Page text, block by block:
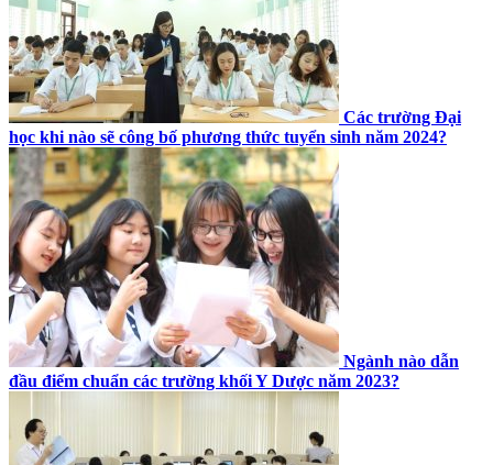
Các trường Đại
học khi nào sẽ công bố phương thức tuyển sinh năm 2024?
Ngành nào dẫn
đầu điểm chuẩn các trường khối Y Dược năm 2023?